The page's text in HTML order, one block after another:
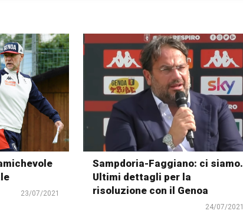
23/07/2021
Sampdoria-Faggiano: ci siamo.
Ultimi dettagli per la
risoluzione con il Genoa
24/07/2021